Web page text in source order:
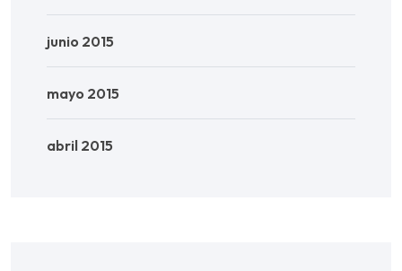
junio 2015
mayo 2015
abril 2015